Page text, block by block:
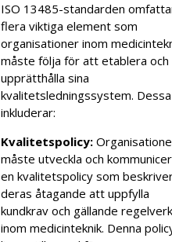
ISO 13485-standarden
flera viktiga element som
organisationer inom
måste följa för att etablera och
upprätthålla sina
kvalitetsledningssystem. Dessa
inkluderar:
Kvalitetspolicy:
måste utveckla och
en kvalitetspolicy som
deras åtagande att uppfylla
kundkrav och gällande regelverk
inom medicinteknik. Denna